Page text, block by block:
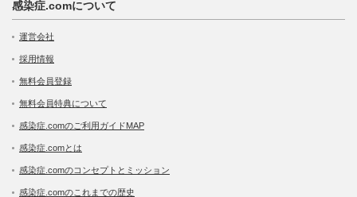
感染症.comについて
運営会社
採用情報
無料会員登録
無料会員特典について
感染症.comのご利用ガイドMAP
感染症.comとは
感染症.comのコンセプトとミッション
感染症.comのこれまでの歴史